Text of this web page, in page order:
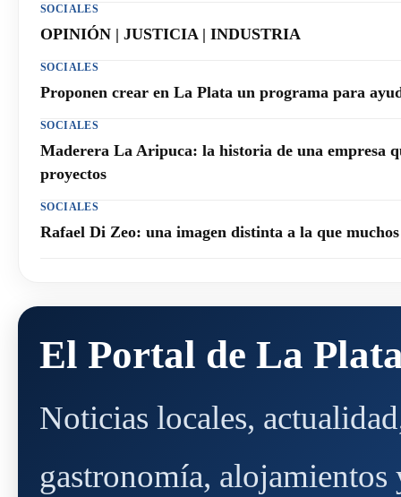
SOCIALES
OPINIÓN | JUSTICIA | INDUSTRIA
SOCIALES
Proponen crear en La Plata un programa para
SOCIALES
Maderera La Aripuca: la historia de una empresa
proyectos
SOCIALES
Rafael Di Zeo: una imagen distinta a la que
El Portal de La
Noticias locales,
gastronomía,